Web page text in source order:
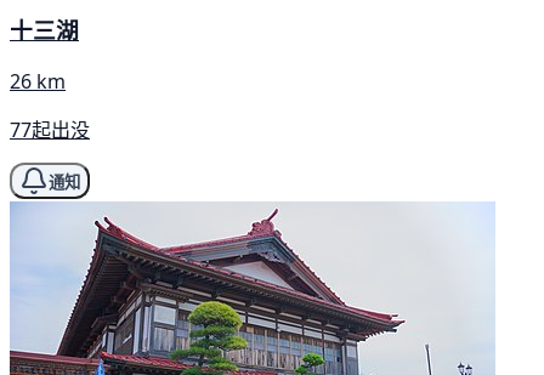
十三湖
26 km
77起出没
通知